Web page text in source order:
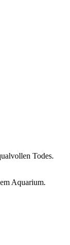
Todes.
Aquarium.